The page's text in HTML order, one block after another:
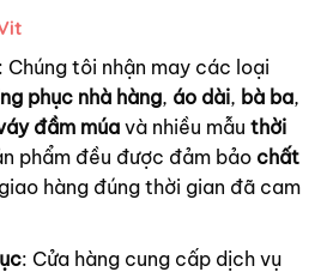
Chúng tôi nhận may các loại
phục nhà hàng, áo dài, bà ba,
đầm múavà nhiều mẫu thời
phẩm đều được đảm bảo chất
hàng đúng thời gian đã cam
: Cửa hàng cung cấp dịch vụ